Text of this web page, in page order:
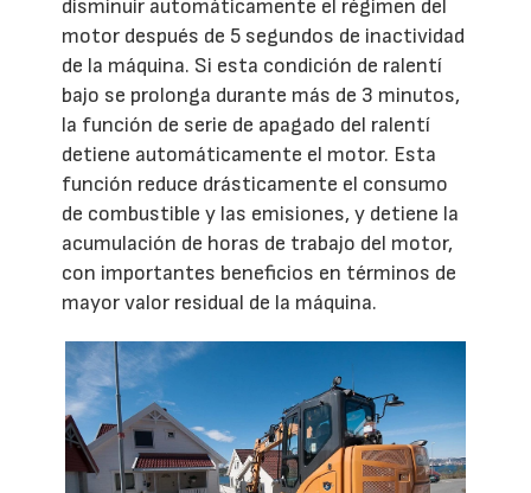
disminuir automáticamente el régimen del
motor después de 5 segundos de inactividad
de la máquina. Si esta condición de ralentí
bajo se prolonga durante más de 3 minutos,
la función de serie de apagado del ralentí
detiene automáticamente el motor. Esta
función reduce drásticamente el consumo
de combustible y las emisiones, y detiene la
acumulación de horas de trabajo del motor,
con importantes beneficios en términos de
mayor valor residual de la máquina.